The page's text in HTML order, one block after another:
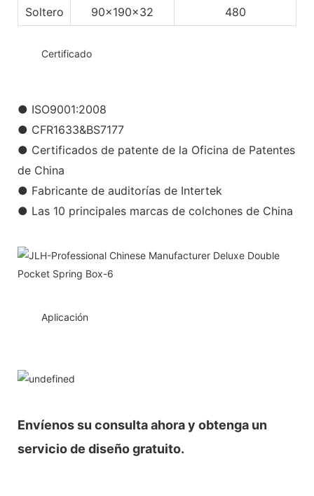
Soltero 90x190x32 480
Certificado
● ISO9001:2008
● CFR1633&BS7177
● Certificados de patente de la Oficina de Patentes
de China
● Fabricante de auditorías de Intertek
● Las 10 principales marcas de colchones de China
Aplicación
Envíenos su consulta ahora y obtenga un
servicio de diseño gratuito.